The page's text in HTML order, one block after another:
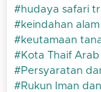
hudaya safari
keindahan
keutamaan
Kota Thaif
Persyaratan
Rukun Iman